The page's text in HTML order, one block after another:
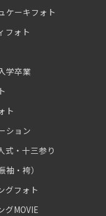
ケーキフォト
フォト
学卒業
ト
ション
式・十三参り
袖・袴）
グフォト
グMOVIE